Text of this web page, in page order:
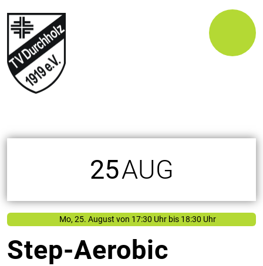
25AUG
Mo, 25. August von 17:30 Uhr bis 18:30 Uhr
Step-Aerobic